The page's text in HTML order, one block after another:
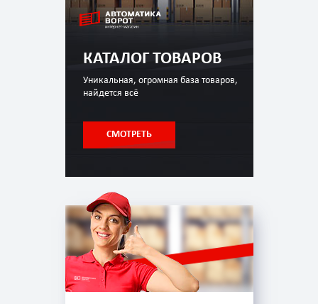
КАТАЛОГ ТОВАРОВ
Уникальная, огромная база товаров,
найдется всё
СМОТРЕТЬ